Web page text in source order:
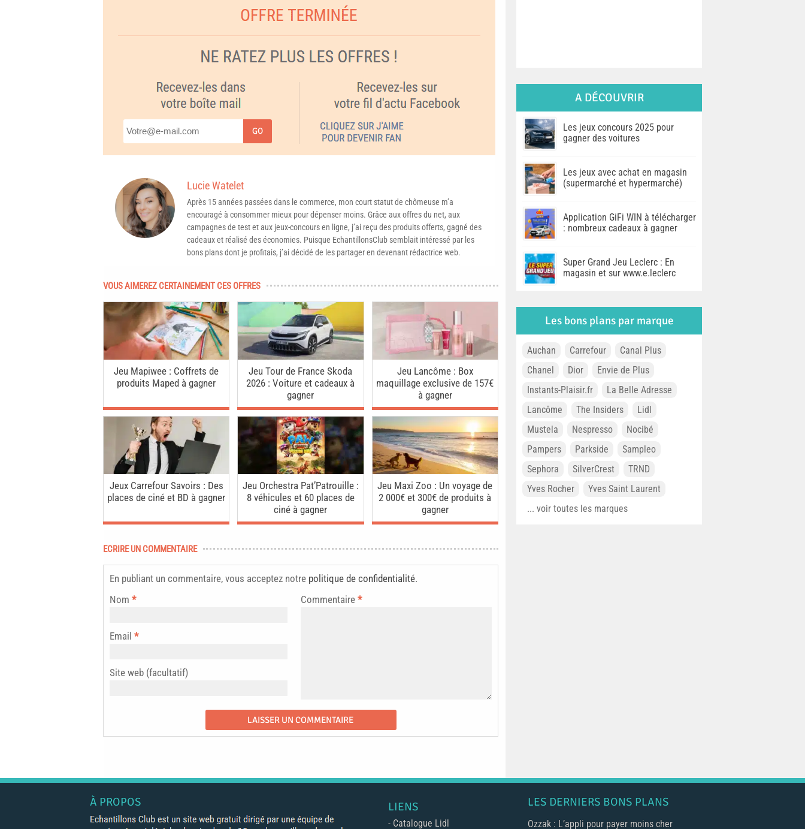
GO
Lucie Watelet
Après 15 années passées dans le commerce, mon court statut de chômeuse m’a
encouragé à consommer mieux pour dépenser moins. Grâce aux offres du net, aux
campagnes de test et aux jeux-concours en ligne, j’ai reçu des produits offerts, gagné des
cadeaux et réalisé des économies. Puisque EchantillonsClub semblait intéressé par les
bons plans dont je profitais, j’ai décidé de les partager en devenant rédactrice web.
VOUS AIMEREZ CERTAINEMENT CES OFFRES
Jeu Mapiwee : Coffrets de
produits Maped à gagner
Jeu Tour de France Skoda
2026 : Voiture et cadeaux à
gagner
Jeu Lancôme : Box
maquillage exclusive de 157€
à gagner
Jeux Carrefour Savoirs : Des
places de ciné et BD à gagner
Jeu Orchestra Pat’Patrouille :
8 véhicules et 60 places de
ciné à gagner
Jeu Maxi Zoo : Un voyage de
2 000€ et 300€ de produits à
gagner
ECRIRE UN COMMENTAIRE
En publiant un commentaire, vous acceptez notre politique de confidentialité.
Commentaire *
Nom *
Email *
Site web (facultatif)
A DÉCOUVRIR
Les jeux concours 2025 pour
gagner des voitures
Les jeux avec achat en magasin
(supermarché et hypermarché)
Application GiFi WIN à télécharger
: nombreux cadeaux à gagner
Super Grand Jeu Leclerc : En
magasin et sur www.e.leclerc
Les bons plans par marque
Auchan Carrefour
Canal Plus
Chanel
Dior
Envie de Plus
Instants-Plaisir.fr
La Belle Adresse
Lancôme
The Insiders
Lidl
Mustela
Nespresso
Nocibé
Pampers
Parkside
Sampleo
Sephora
SilverCrest
TRND
Yves Rocher
Yves Saint Laurent
... voir toutes les marques
À PROPOS LIENS
- Catalogue Lidl
LES DERNIERS BONS PLANS
Ozzak : L’appli pour payer moins cher